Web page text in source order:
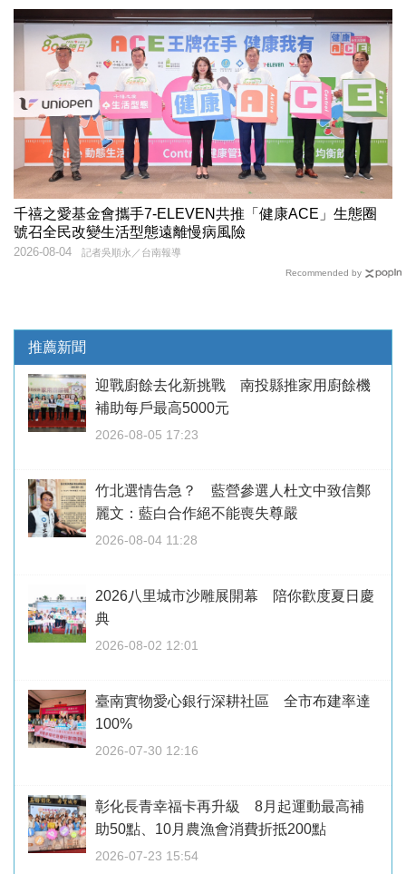
千禧之愛基金會攜手7-ELEVEN共推「健康ACE」生態圈
號召全民改變生活型態遠離慢病風險
記者吳順永／台南報導
2026-08-04
Recommended by
推薦新聞
迎戰廚餘去化新挑戰 南投縣推家用廚餘機
補助每戶最高5000元
2026-08-05 17:23
竹北選情告急？ 藍營參選人杜文中致信鄭
麗文：藍白合作絕不能喪失尊嚴
2026-08-04 11:28
2026八里城市沙雕展開幕 陪你歡度夏日慶
典
2026-08-02 12:01
臺南實物愛心銀行深耕社區 全市布建率達
100%
2026-07-30 12:16
彰化長青幸福卡再升級 8月起運動最高補
助50點、10月農漁會消費折抵200點
2026-07-23 15:54